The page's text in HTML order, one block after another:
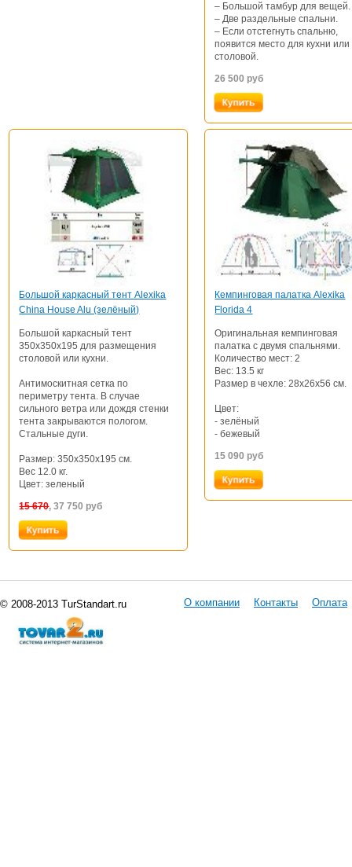
– Большой тамбур для вещей.
– Две раздельные спальни.
– Если отстегнуть спальню,
появится место для кухни или
столовой.
26 500 руб
Большой каркасный тент Alexika
China House Alu (зелёный)
Большой каркасный тент
350х350х195 для размещения
столовой или кухни.
Антимоскитная сетка по
периметру тента. В случае
сильного ветра или дождя стенки
тента закрываются пологом.
Стальные дуги.
Размер: 350х350х195 см.
Вес 12.0 кг.
Цвет: зеленый
15 670, 37 750 руб
Кемпинговая палатка Alexika
Florida 4
Оригинальная кемпинговая
палатка с двумя спальнями.
Количество мест: 2
Вес: 13.5 кг
Размер в чехле: 28х26х56 см.
Цвет:
- зелёный
- бежевый
15 090 руб
© 2008-2013 TurStandart.ru О компании Контакты Оплата